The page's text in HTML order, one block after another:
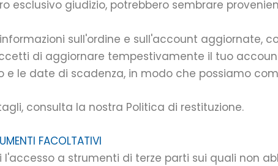
esclusivo giudizio, potrebbero sembrare
sull'ordine e sull'account
di aggiornare tempestivamente il tuo
e le date di scadenza, in modo che possiamo
consulta la nostra Politica di restituzione.
FACOLTATIVI
l'accesso a strumenti di terze parti sui quali non